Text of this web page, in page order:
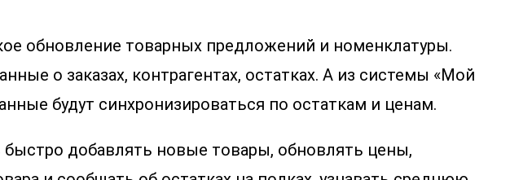
обновление товарных предложений и номенклатуры.
о заказах, контрагентах, остатках. А из системы «Мой
будут синхронизироваться по остаткам и ценам.
добавлять новые товары, обновлять цены,